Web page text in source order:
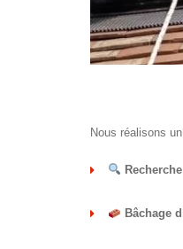
Nous réalisons
Bâchage